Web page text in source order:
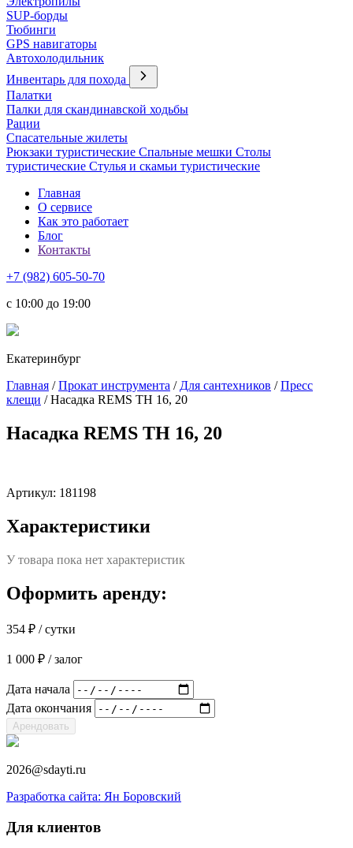
SUP-борды
Тюбинги
GPS навигаторы
Автохолодильник
Инвентарь для похода
Палатки
Палки для скандинавской ходьбы
Рации
Спасательные жилеты
Рюкзаки туристические Спальные мешки Столы
туристические Стулья и скамьи туристические
Главная
О сервисе
Как это работает
Блог
Контакты
+7 (982) 605-50-70
c 10:00 до 19:00
Екатеринбург
Главная /Прокат инструмента / Для сантехников /Пресс
клещи / Насадка REMS TH 16, 20
Насадка REMS TH 16, 20
Артикул: 181198
Характеристики
У товара пока нет характеристик
Оформить аренду:
354 ₽ / сутки
1 000 ₽ / залог
Дата начала
Дата окончания
Арендовать
2026@sdayti.ru
Разработка сайта: Ян Боровский
Для клиентов